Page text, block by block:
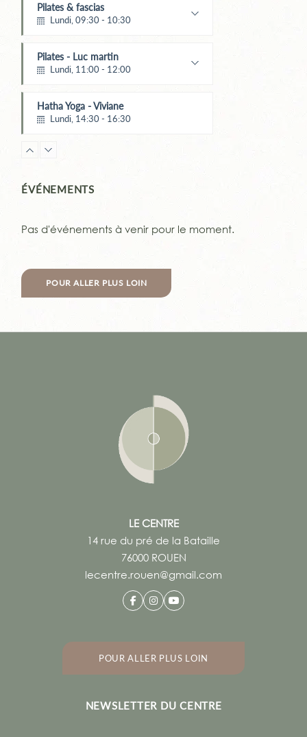
Pilates & fascias
Lundi, 09:30 - 10:30
Pilates - Luc martin
Lundi, 11:00 - 12:00
Hatha Yoga - Viviane
Lundi, 14:30 - 16:30
YOGA de Samara
Monika WOHLGEMUTH
Mardi, 10:45 - 11:45
Maïté Menard
Luc MARTIN
Mardi, 19:30 - 20:30
Mercredi, 08:30 - 09:30
Mercredi, 18:00 - 19:00
Mercredi, 19:30 - 20:30
GYM Posturale
Jeudi, 09:30 - 10:30
Jeudi, 11:00 - 12:00
ÉVÉNEMENTS
Pas d'événements à venir pour le moment.
POUR ALLER PLUS LOIN
LE CENTRE
14 rue du pré de la Bataille
76000 ROUEN
lecentre.rouen@gmail.com
POUR ALLER PLUS LOIN
NEWSLETTER DU CENTRE